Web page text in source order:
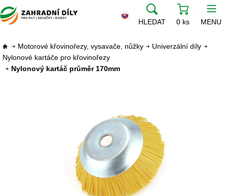
HLEDAT 0 ks MENU
Motorové křovinořezy, vysavače, nůžky
Univerzální díly
Nylonové kartáče pro křovinořezy
Nylonový kartáč průměr 170mm